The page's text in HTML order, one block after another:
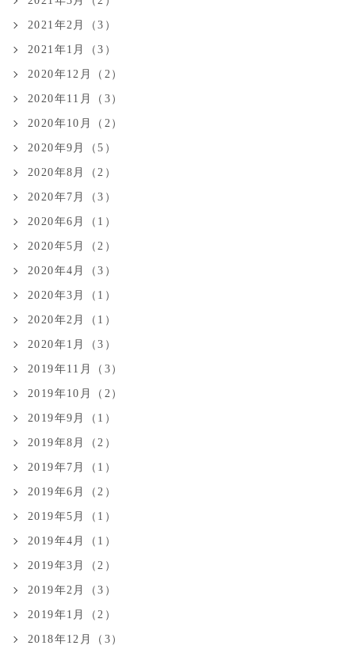
2021年2月（3）
2021年1月（3）
2020年12月（2）
2020年11月（3）
2020年10月（2）
2020年9月（5）
2020年8月（2）
2020年7月（3）
2020年6月（1）
2020年5月（2）
2020年4月（3）
2020年3月（1）
2020年2月（1）
2020年1月（3）
2019年11月（3）
2019年10月（2）
2019年9月（1）
2019年8月（2）
2019年7月（1）
2019年6月（2）
2019年5月（1）
2019年4月（1）
2019年3月（2）
2019年2月（3）
2019年1月（2）
2018年12月（3）